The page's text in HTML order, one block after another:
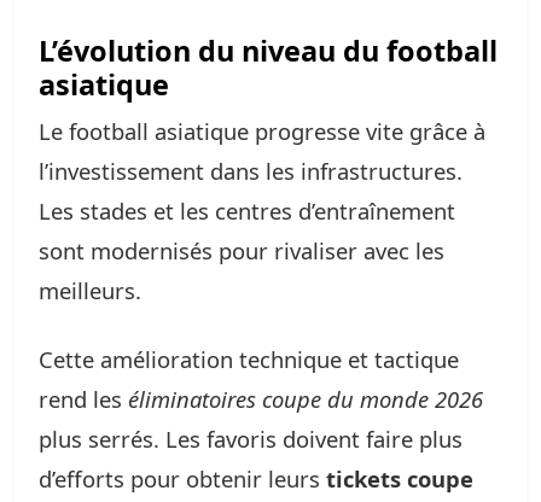
L’évolution du niveau du football
asiatique
Le football asiatique progresse vite grâce à
l’investissement dans les infrastructures.
Les stades et les centres d’entraînement
sont modernisés pour rivaliser avec les
meilleurs.
Cette amélioration technique et tactique
rend les éliminatoires coupe du monde 2026
plus serrés. Les favoris doivent faire plus
d’efforts pour obtenir leurs tickets coupe